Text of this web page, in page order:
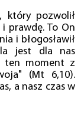
który pozwolił
prawdę. To On
i błogosławił
jest dla nas
ten moment z
(Mt 6,10).
a nasz czas w